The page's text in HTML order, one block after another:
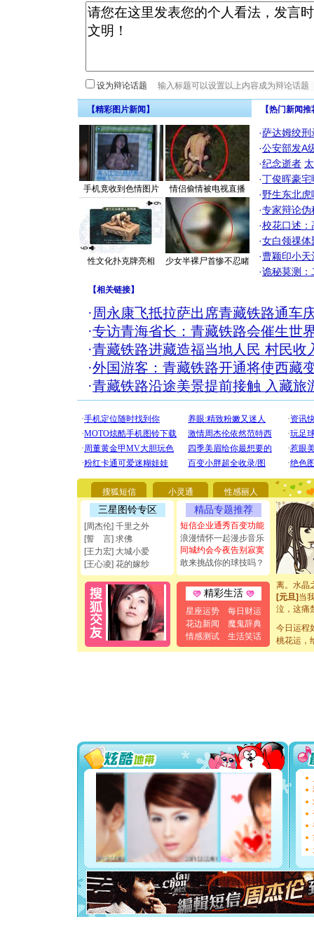
设为辩论话题
【精彩图片新闻】
手机竟收到色情图片 情侣偷情被电视直播
性文化扑克牌亮相 少女半裸尸首惨不忍睹
【热门新闻
·萨达姆绞刑
·公安部发A
·纪念逝者
·丁俊晖豪
·野生东北
·专家辩论伪
·校花口述：
·女白领祼体
·曹颖印小天
·诡秘莫测：
【相关链接】
·周永康飞抵拉萨出席青藏铁路通车
·专访青海省长：青藏铁路会催生世
·青藏铁路进藏造福当地人民 村民收
·外国游客：青藏铁路开通将使西藏
·青藏铁路沿途美景提前接触 入藏旅
搜狐短信 小灵通 性感丽人
三星图铃专区
[周杰伦] 千里之外
[誓 言] 求佛
[王力宏] 大城小爱
[王心凌] 花的嫁纱
精品专题推荐
短信企业通秀百变功能
浪漫情怀一起漫步音乐
同城约会今夜告别寂寞
敢来挑战你的球技吗？
精彩生活
星座运势
每日财运
花边新闻
魔鬼辞典
情感测试
生活笑话
[圣诞节]
你太多
要平安
[圣诞节]
都要快乐
[圣诞节]
如意,快
[元旦]看
断电。
你是我专
[元旦]如
起；二是
离。水晶
[元旦]当
泣，这痛
卖了。水
[春节]风
颜！冬去
道一声平
能正大光
都要快乐
[圣诞节]
如意,快
[元旦]
看
断电。
你是我
[元旦]
如
起；二
离。水
[元旦]当
泣，这痛
卖了。水
[春节]风
颜！冬去
今日运程
桃花运，